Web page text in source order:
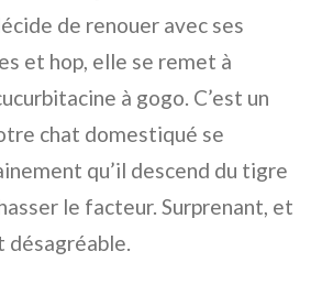
de renouer avec ses
et hop, elle se remet à
à gogo. C’est un
chat domestiqué se
qu’il descend du tigre
le facteur. Surprenant, et